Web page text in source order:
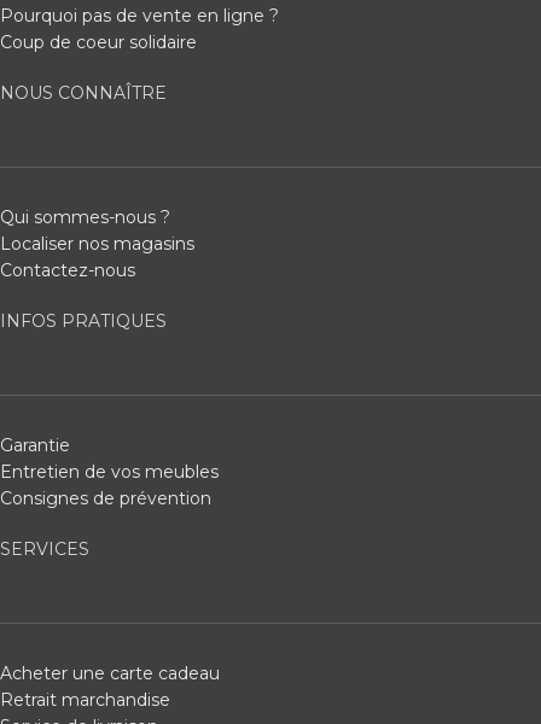
Pourquoi pas de vente en ligne ?
Coup de coeur solidaire
NOUS CONNAÎTRE
Qui sommes-nous ?
Localiser nos magasins
Contactez-nous
INFOS PRATIQUES
Garantie
Entretien de vos meubles
Consignes de prévention
SERVICES
Acheter une carte cadeau
Retrait marchandise